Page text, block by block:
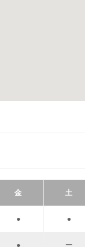
金 土
● ●
● ー